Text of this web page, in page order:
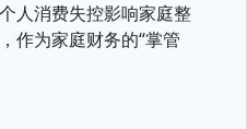
人消费失控影响家庭整
作为家庭财务的“掌管